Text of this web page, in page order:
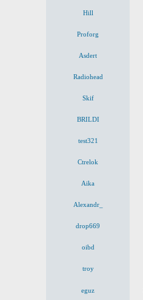
Hill
Proforg
Asdert
Radiohead
Skif
BRILDI
test321
Ctrelok
Aika
Alexandr_
drop669
oibd
troy
eguz